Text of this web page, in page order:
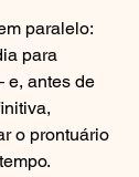
paralelo:
para
e, antes de
o prontuário